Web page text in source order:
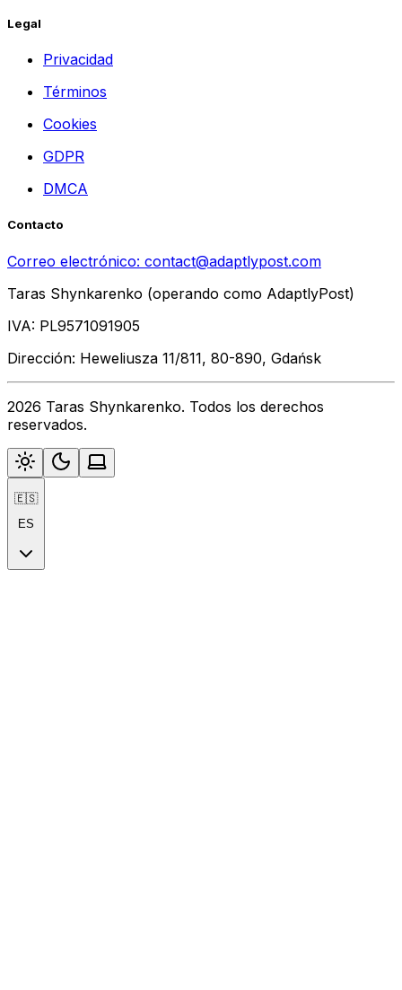
Legal
Privacidad
Términos
Cookies
GDPR
DMCA
Contacto
Correo electrónico: contact@adaptlypost.com
Taras Shynkarenko (operando como AdaptlyPost)
IVA: PL9571091905
Dirección: Heweliusza 11/811, 80-890, Gdańsk
2026 Taras Shynkarenko. Todos los derechos
reservados.
🇪🇸
ES